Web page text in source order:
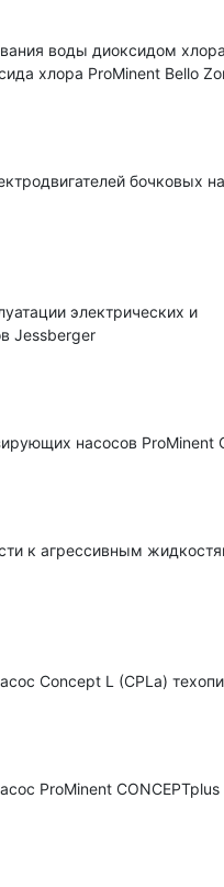
воды диоксидом
хлора ProMinent Bello
бочковых
электрических и
Jessberger
насосов ProMinent
к агрессивным
Concept L (CPLa)
ProMinent CONCEPTplus